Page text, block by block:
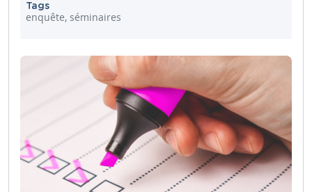
Tags
enquête, séminaires